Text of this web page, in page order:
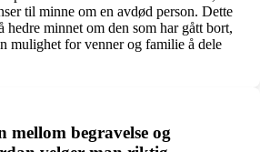
til minne om en avdød person. Dette
hedre minnet om den som har gått bort,
mulighet for venner og familie å dele
mellom begravelse og